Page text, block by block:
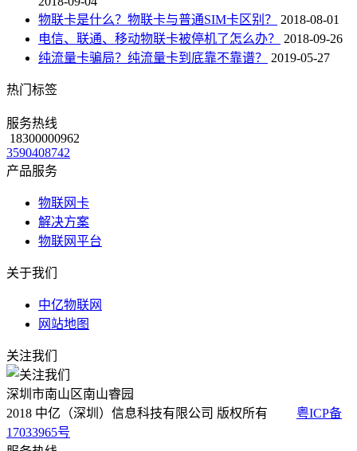
物联卡是什么？物联卡与普通SIM卡区别？
2018-08-01
电信、联通、移动物联卡被停机了怎么办？
2018-09-26
纯流量卡骗局？纯流量卡到底靠不靠谱？
2019-05-27
热门标签
服务热线
18300000962
3590408742
产品服务
物联网卡
解决方案
物联网平台
关于我们
中亿物联网
网站地图
关注我们
深圳市南山区南山睿园
2018 中亿（深圳）信息科技有限公司 版权所有 粤ICP备
17033965号